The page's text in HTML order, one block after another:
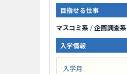
目指せる仕事
マスコミ系 /企画調査系
入学情報
入学月